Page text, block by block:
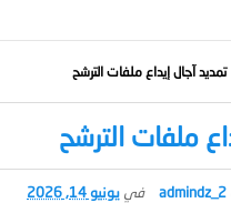
تمديد آجال إيداع ملفات الترشح
ملفات الترشح
admindz_2 في يونيو 14, 2026